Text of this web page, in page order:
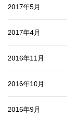
2017年5月
2017年4月
2016年11月
2016年10月
2016年9月